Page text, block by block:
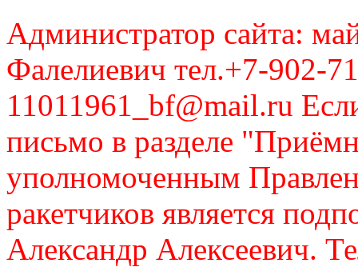
Администратор сайта:
Фалелиевич тел.+7-902-
11011961_bf@mail.ru
письмо в разделе
уполномоченным
ракетчиков является
Александр Алексеевич.